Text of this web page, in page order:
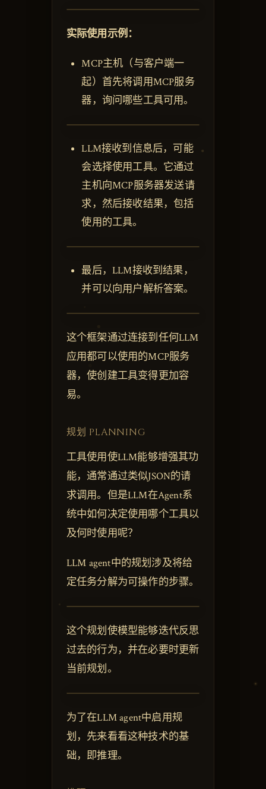
实际使用示例：
MCP主机（与客户端一
起）首先将调用MCP服务
器，询问哪些工具可用。
LLM接收到信息后，可能
会选择使用工具。它通过
主机向MCP服务器发送请
求，然后接收结果，包括
使用的工具。
最后，LLM接收到结果，
并可以向用户解析答案。
这个框架通过连接到任何LLM
应用都可以使用的MCP服务
器，使创建工具变得更加容
易。
规划 PLANNING
工具使用使LLM能够增强其功
能，通常通过类似JSON的请
求调用。但是LLM在Agent系
统中如何决定使用哪个工具以
及何时使用呢？
LLM agent中的规划涉及将给
定任务分解为可操作的步骤。
这个规划使模型能够迭代反思
过去的行为，并在必要时更新
当前规划。
为了在LLM agent中启用规
划，先来看看这种技术的基
础，即推理。